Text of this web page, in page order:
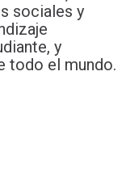
sociales y
y
todo el mundo.